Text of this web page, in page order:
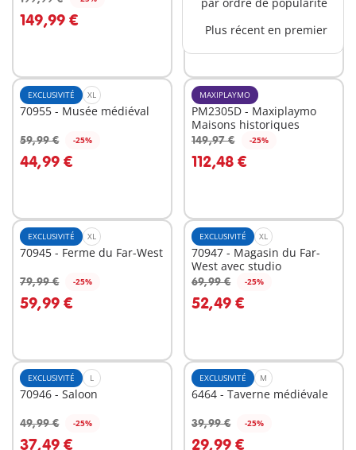
Plus récent en premier
149,99 €
Au panier
26,24 €
Au panier
EXCLUSIVITÉ XL
70955 - Musée médiéval
59,99 € -25%
44,99 €
Au panier
MAXIPLAYMO
PM2305D - Maxiplaymo
Maisons historiques
149,97 € -25%
112,48 €
Au panier
EXCLUSIVITÉ XL
70945 - Ferme du Far-West
79,99 € -25%
59,99 €
Au panier
EXCLUSIVITÉ XL
70947 - Magasin du Far-
West avec studio
69,99 € -25%
52,49 €
Au panier
EXCLUSIVITÉ L
70946 - Saloon
49,99 € -25%
37,49 €
Au panier
EXCLUSIVITÉ M
6464 - Taverne médiévale
39,99 € -25%
29,99 €
Au panier